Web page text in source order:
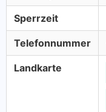
Sperrzeit
Telefonnummer
Landkarte